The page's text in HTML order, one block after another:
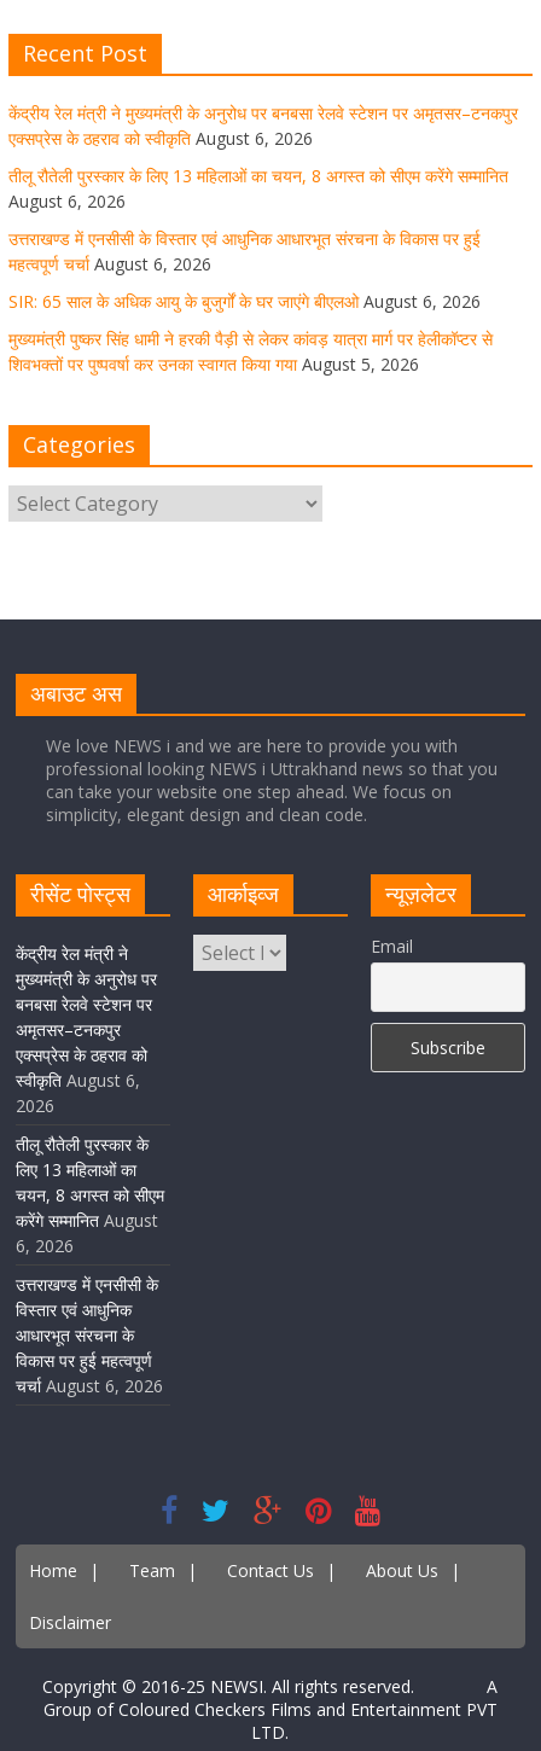
मुख्यमंत्री पुष्कर सिंह धामी ने हरकी पैड़ी से लेकर कांवड़ यात्रा मार्ग
पर हेलीकॉप्टर से शिवभक्तों पर पुष्पवर्षा कर उनका स्वागत किया गया
धर्मनगरी हरिद्वार में कांवड़ यात्रा के दौरान मंगलवार को आस्था, सेवा
और संस्कृति का अद्भुत संगम देखने को मिला
मुख्यमंत्री ने स्वास्थ्य सेवा शिविर का किया शुभारंभ, श्रद्धालुओं को
अपने हाथों से परोसा भोजन
August 5, 2026 1 Comment
सीएम धामी ने हरिद्वार में शिवभक्तों का हेलिकॉप्टर से पुष्पवर्षा और पैर
धोकर किया स्वागत
विकास योजनाओं का लोकार्पण-शिलान्यास
Recent Post
केंद्रीय रेल मंत्री ने मुख्यमंत्री के अनुरोध पर बनबसा रेलवे स्टेशन पर अमृतसर–टनकपुर
एक्सप्रेस के ठहराव को स्वीकृति August 6, 2026
तीलू रौतेली पुरस्कार के लिए 13 महिलाओं का चयन, 8 अगस्त को सीएम करेंगे सम्मानित
August 6, 2026
उत्तराखण्ड में एनसीसी के विस्तार एवं आधुनिक आधारभूत संरचना के विकास पर हुई
महत्वपूर्ण चर्चा August 6, 2026
SIR: 65 साल के अधिक आयु के बुजुर्गों के घर जाएंगे बीएलओ August 6, 2026
मुख्यमंत्री पुष्कर सिंह धामी ने हरकी पैड़ी से लेकर कांवड़ यात्रा मार्ग पर हेलीकॉप्टर से
शिवभक्तों पर पुष्पवर्षा कर उनका स्वागत किया गया August 5, 2026
Categories
अबाउट अस
We love NEWS i and we are here to provide you with
professional looking NEWS i Uttrakhand news so that you
can take your website one step ahead. We focus on
simplicity, elegant design and clean code.
रीसेंट पोस्ट्स
केंद्रीय रेल मंत्री ने
मुख्यमंत्री के अनुरोध पर
बनबसा रेलवे स्टेशन पर
अमृतसर–टनकपुर
एक्सप्रेस के ठहराव को
स्वीकृति August 6,
2026
तीलू रौतेली पुरस्कार के
लिए 13 महिलाओं का
चयन, 8 अगस्त को सीएम
करेंगे सम्मानित August
6, 2026
उत्तराखण्ड में एनसीसी के
विस्तार एवं आधुनिक
आधारभूत संरचना के
विकास पर हुई महत्वपूर्ण
चर्चा August 6, 2026
आर्काइव्ज न्यूज़लेटर
Email
Home | Team | Contact Us | About Us |
Disclaimer
Copyright © 2016-25 NEWSI. All rights reserved. A
Group of Coloured Checkers Films and Entertainment PVT
LTD.